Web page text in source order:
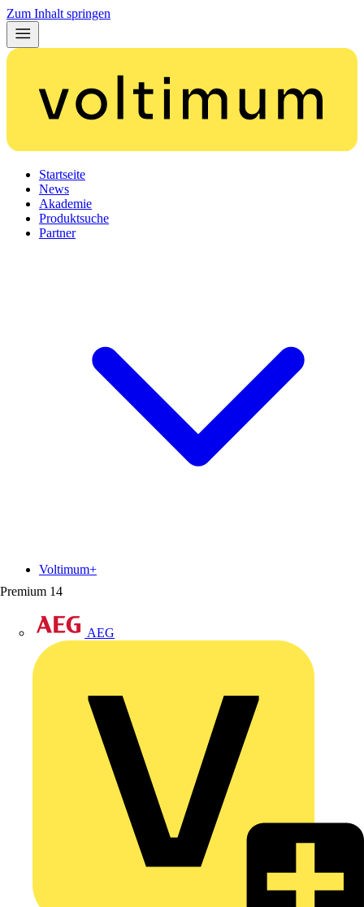
Zum Inhalt springen
Startseite
News
Akademie
Produktsuche
Partner
Premium 14
AEG
Voltimum+